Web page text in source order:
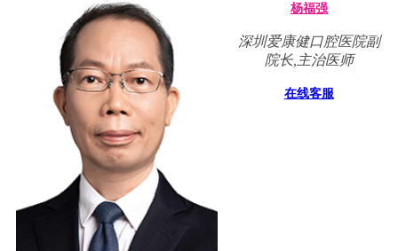
杨福强
深圳爱康健口腔医院副
院长,主治医师
在线客服